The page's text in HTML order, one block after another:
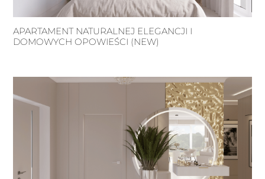
APARTAMENT NATURALNEJ ELEGANCJI I
DOMOWYCH OPOWIEŚCI (NEW)